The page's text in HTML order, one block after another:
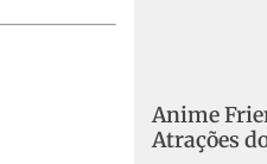
Anime
Atrações